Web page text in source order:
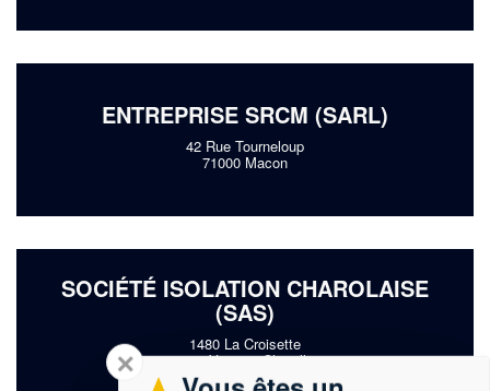
ENTREPRISE SRCM (SARL)
42 Rue Tourneloup
71000 Macon
SOCIÉTÉ ISOLATION CHAROLAISE
(SAS)
1480 La Croisette
71600 Vitry-en-Charollais
✕